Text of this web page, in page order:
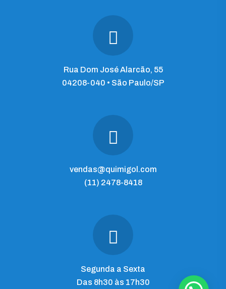
Rua Dom José Alarcão, 55
04208-040 • São Paulo/SP
vendas@quimigol.com
(11) 2478-8418
Segunda a Sexta
Das 8h30 às 17h30